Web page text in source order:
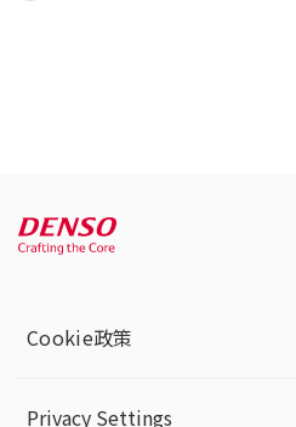
Cookie政策
Privacy Settings